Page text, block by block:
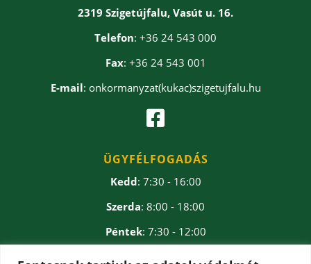
2319 Szigetújfalu, Vasút u. 16.
Telefon: +36 24 543 000
Fax: +36 24 543 001
E-mail: onkormanyzat(kukac)szigetujfalu.hu

ÜGYFÉLFOGADÁS
Kedd: 7:30 - 16:00
Szerda: 8:00 - 18:00
Péntek: 7:30 - 12:00